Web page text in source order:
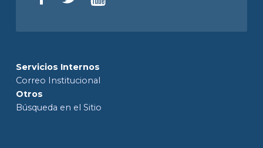
Servicios Internos
Correo Institucional
Otros
Búsqueda en el Sitio